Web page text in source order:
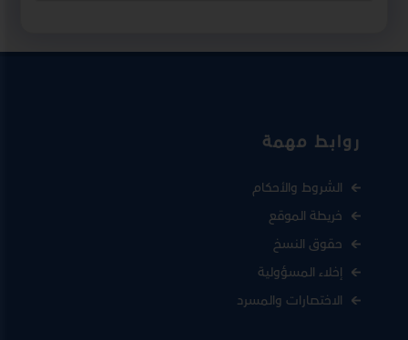
روابط مهمة
الشروط والأحكام
خريطة الموقع
حقوق النسخ
إخلاء المسؤولية
الاختصارات والمسرد